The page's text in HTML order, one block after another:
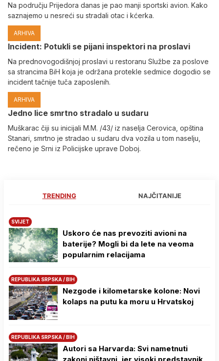
Na području Prijedora danas je pao manji sportski avion. Kako
saznajemo u nesreći su stradali otac i kćerka.
ARHIVA
Incident: Potukli se pijani inspektori na proslavi
Na prednovogodišnjoj proslavi u restoranu Službe za poslove
sa strancima BiH koja je održana protekle sedmice dogodio se
incident tačnije tuča zaposlenih.
ARHIVA
Јedno lice smrtno stradalo u sudaru
Muškarac čiji su inicijali M.M. /43/ iz naselja Cerovica, opština
Stanari, smrtno je stradao u sudaru dva vozila u tom naselju,
rečeno je Srni iz Policijske uprave Doboj.
TRENDING NAJČITANIJE
SVIJET
Uskoro će nas prevoziti avioni na
baterije? Mogli bi da lete na veoma
popularnim relacijama
REPUBLIKA SRPSKA / BIH
Nezgode i kilometarske kolone: Novi
kolaps na putu ka moru u Hrvatskoj
REPUBLIKA SRPSKA / BIH
Autori sa Harvarda: Svi nametnuti